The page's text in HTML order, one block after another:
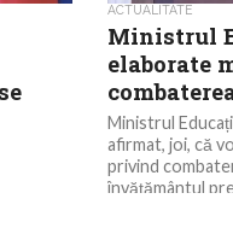
ACTUALITATE
Ministrul
elaborate
Ministrul
afirmat, joi, că
privind
învățământul